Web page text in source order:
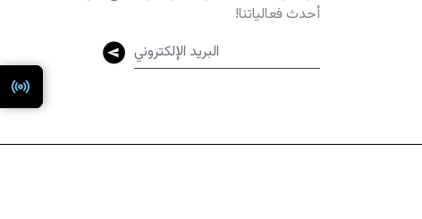
أحدث فعالياتنا!